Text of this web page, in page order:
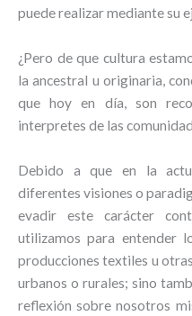
puede realizar mediante su
¿Pero de que cultura
la ancestral u originaria,
que hoy en día, son
interpretes de las
Debido a que en la
diferentes visiones o
evadir este carácter
utilizamos para entender
producciones textiles u
urbanos o rurales; sino
reflexión sobre nosotros